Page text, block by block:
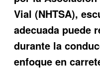
Vial (NHTSA),
adecuada puede
durante la
enfoque en